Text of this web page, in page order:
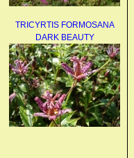
TRICYRTIS FORMOSANA
DARK BEAUTY